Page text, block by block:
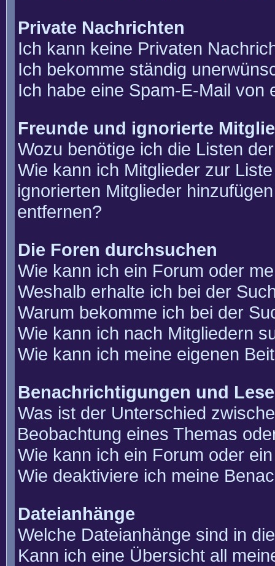
Private Nachrichten
Ich kann keine Privaten
Ich bekomme ständig
Ich habe eine Spam-E-Mail von
Freunde und ignorierte
Wozu benötige ich die Listen
Wie kann ich Mitglieder zur
ignorierten Mitglieder
entfernen?
Die Foren durchsuchen
Wie kann ich ein Forum oder
Weshalb erhalte ich bei der
Warum bekomme ich bei der
Wie kann ich nach Mitgliedern
Wie kann ich meine eigenen
Benachrichtigungen und
Was ist der Unterschied
Beobachtung eines Themas
Wie kann ich ein Forum oder
Wie deaktiviere ich meine
Dateianhänge
Welche Dateianhänge sind in
Kann ich eine Übersicht all